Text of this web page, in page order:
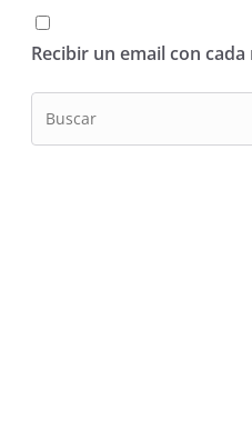
Recibir un email con